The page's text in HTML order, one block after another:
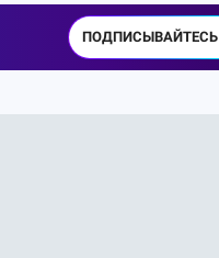
ПОДПИСЫВАЙТЕСЬ